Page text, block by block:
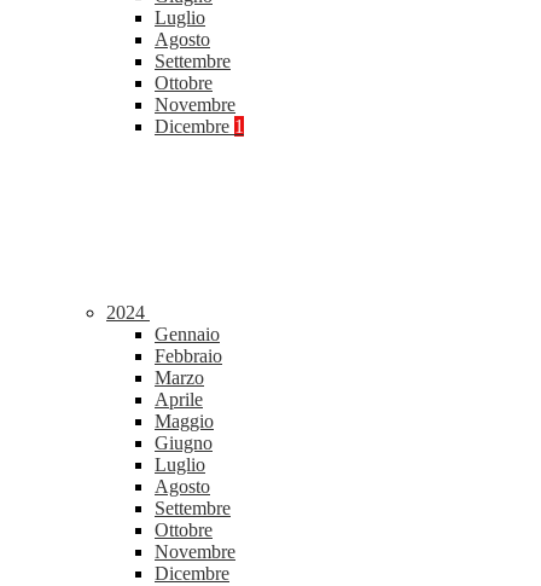
Luglio
Agosto
Settembre
Ottobre
Novembre
Dicembre 1
2024
Gennaio
Febbraio
Marzo
Aprile
Maggio
Giugno
Luglio
Agosto
Settembre
Ottobre
Novembre
Dicembre